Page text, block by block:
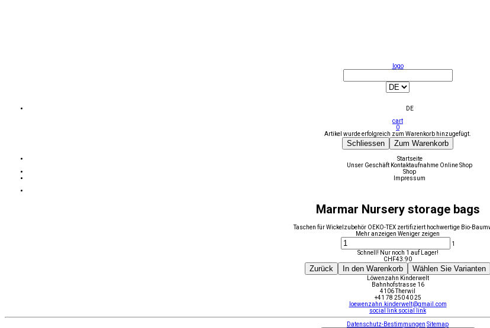
logo
DE
cart
0
Artikel wurde erfolgreich zum Warenkorb hinzugefügt.
Schliessen Zum Warenkorb
Startseite
Unser Geschäft Kontaktaufnahme Online Shop
Shop
Impressum
Marmar Nursery storage bags
Taschen für Wickelzubehör OEKO-TEX zertifiziert hochwertige Bio-
Mehr anzeigen Weniger zeigen
1
Schnell! Nur noch 1 auf Lager!
CHF43.90
Zurück In den Warenkorb Wählen Sie Varianten
Löwenzahn Kinderwelt
Bahnhofstrasse 16
4106 Therwil
+41 78 250 40 25
loewenzahn.kinderwelt@gmail.com
social link social link
Datenschutz-Bestimmungen Sitemap